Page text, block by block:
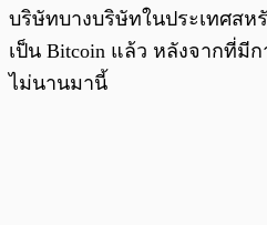
บริษัทบางบริษัทในประเทศสห
เป็น Bitcoin แล้ว หลังจากที่มี
ไม่นานมานี้